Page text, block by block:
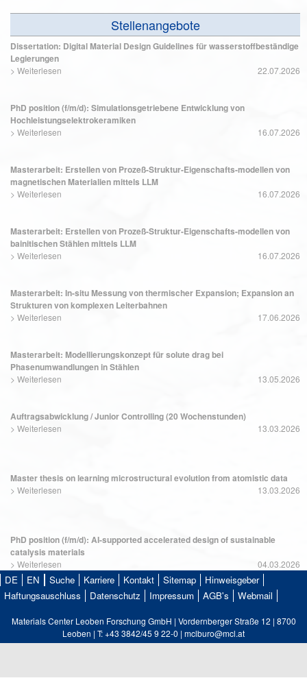
Stellenangebote
Dissertation: Digital Material Design Guidelines für wasserstoffbeständige
Legierungen
> Weiterlesen 22.07.2026
PhD position (f/m/d): Simulationsgetriebene Entwicklung von
Hochleistungselektrokeramiken
> Weiterlesen 16.07.2026
Masterarbeit: Erstellen von Prozeß-Struktur-Eigenschafts-modellen von
magnetischen Materialien mittels LLM
> Weiterlesen 16.07.2026
Masterarbeit: Erstellen von Prozeß-Struktur-Eigenschafts-modellen von
bainitischen Stählen mittels LLM
> Weiterlesen 16.07.2026
Masterarbeit: In-situ Messung von thermischer Expansion; Expansion an
Strukturen von komplexen Leiterbahnen
> Weiterlesen 17.06.2026
Masterarbeit: Modellierungskonzept für solute drag bei
Phasenumwandlungen in Stählen
> Weiterlesen 13.05.2026
Auftragsabwicklung / Junior Controlling (20 Wochenstunden)
> Weiterlesen 13.03.2026
Master thesis on learning microstructural evolution from atomistic data
> Weiterlesen 13.03.2026
PhD position (f/m/d): AI-supported accelerated design of sustainable
catalysis materials
> Weiterlesen 04.03.2026
DE EN Suche Karriere Kontakt Sitemap
Hinweisgeber
Haftungsauschluss
Datenschutz Impressum AGB's Webmail
Materials Center Leoben Forschung GmbH | Vordernberger Straße 12 | 8700
Leoben | T: +43 3842/45 9 22-0 | mclburo@mcl.at